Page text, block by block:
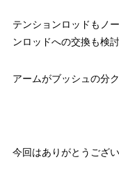
テンションロッドもノ
ンロッドへの交換も検
アームがブッシュの分
今回はありがとうござい